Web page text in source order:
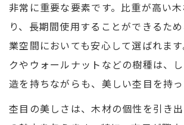
非常に重要な要素です。比重が高い
り、長期間使用することができるた
業空間においても安心して選ばれま
クやウォールナットなどの樹種は、
造を持ちながらも、美しい杢目を持っ
杢目の美しさは、木材の個性を引き